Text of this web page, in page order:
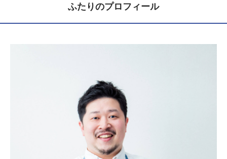
ふたりのプロフィール